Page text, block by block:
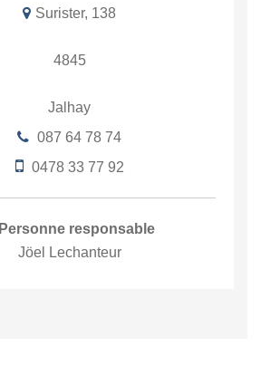
Surister, 138
4845
Jalhay
087 64 78 74
0478 33 77 92
Personne responsable
Jöel Lechanteur